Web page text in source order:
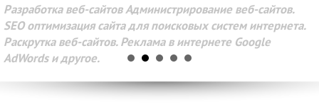
Разработка веб-сайтов Администрирование веб-сайтов.
SEO оптимизация сайта для поисковых систем интернета.
Раскрутка веб-сайтов. Реклама в интернете Google
AdWords и другое.